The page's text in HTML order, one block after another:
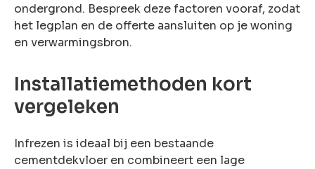
ondergrond. Bespreek deze factoren vooraf, zodat
het legplan en de offerte aansluiten op je woning
en verwarmingsbron.
Installatiemethoden kort
vergeleken
Infrezen is ideaal bij een bestaande
cementdekvloer en combineert een lage